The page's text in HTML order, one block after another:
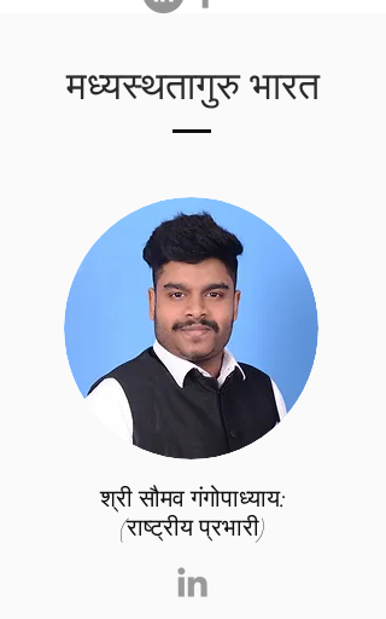
मध्यस्थतागुरु भारत
श्री सौमव गंगोपाध्याय:
(राष्ट्रीय प्रभारी)